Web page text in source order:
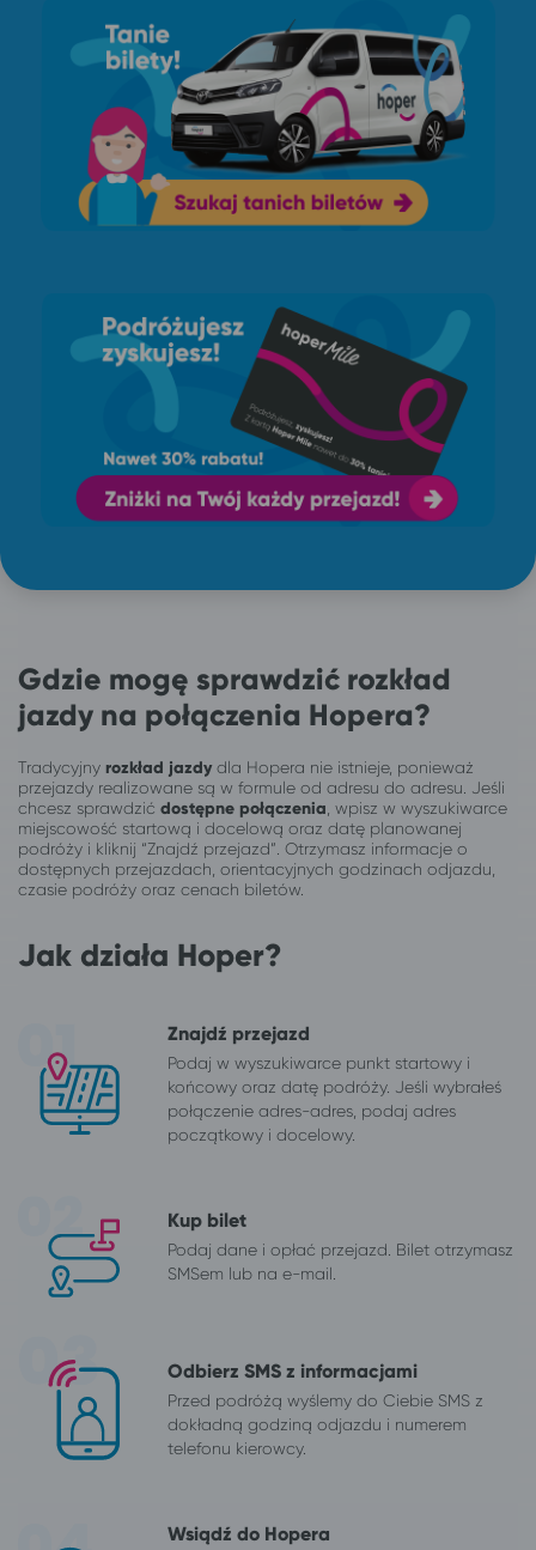
Gdzie mogę sprawdzić rozkład
jazdy na połączenia Hopera?
Tradycyjny rozkład jazdydla Hopera nie istnieje, ponieważ
przejazdy realizowane są w formule od adresu do adresu. Jeśli
chcesz sprawdzić dostępne połączenia , wpisz w wyszukiwarce
miejscowość startową i docelową oraz datę planowanej
podróży i kliknij “Znajdź przejazd”. Otrzymasz informacje o
dostępnych przejazdach, orientacyjnych godzinach odjazdu,
czasie podróży oraz cenach biletów.
Jak działa Hoper?
Znajdź przejazd
Podaj w wyszukiwarce punkt startowy i
końcowy oraz datę podróży. Jeśli wybrałeś
połączenie adres-adres, podaj adres
początkowy i docelowy.
Kup bilet
Podaj dane i opłać przejazd. Bilet otrzymasz
SMSem lub na e-mail.
Odbierz SMS z informacjami
Przed podróżą wyślemy do Ciebie SMS z
dokładną godziną odjazdu i numerem
telefonu kierowcy.
Wsiądź do Hopera